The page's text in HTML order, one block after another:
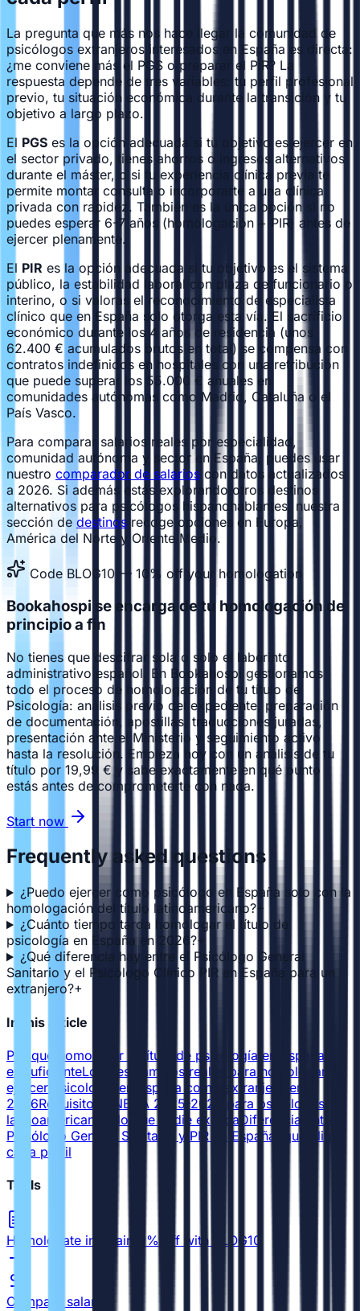
La pregunta que más nos hace llegar la comunidad de
psicólogos extranjeros interesados en España es directa:
¿me conviene más el PGS o preparar el PIR? La
respuesta depende de tres variables: tu perfil profesional
previo, tu situación económica durante la transición y tu
objetivo a largo plazo.
El PGS es la opción adecuada si tu objetivo es ejercer en
el sector privado, tienes ahorros o ingresos alternativos
durante el máster, o si tu experiencia clínica previa te
permite montar consulta o incorporarte a una clínica
privada con rapidez. También es la única opción si no
puedes esperar 6-7 años (homologación + PIR) antes de
ejercer plenamente.
El PIR es la opción adecuada si tu objetivo es el sistema
público, la estabilidad laboral con plaza de funcionario o
interino, o si valoras el reconocimiento de especialista
clínico que en España solo otorga esta vía. El sacrificio
económico durante los 4 años de residencia (unos
62.400 € acumulados brutos en total) se compensa con
contratos indefinidos en hospitales con una retribución
que puede superar los 55.000 € anuales en
comunidades autónomas como Madrid, Cataluña o el
País Vasco.
Para comparar salarios reales por especialidad,
comunidad autónoma y sector en España, puedes usar
nuestro comparador de salarios con datos actualizados
a 2026. Si además estás explorando otros destinos
alternativos para psicólogos hispanohablantes, nuestra
sección de destinos recoge opciones en Europa,
América del Norte y Oriente Medio.
Code BLOG10 — 10% off your homologation
Bookahospi se encarga de tu homologación de
principio a fin
No tienes que descifrar sola o solo el laberinto
administrativo español. En Bookahospi gestionamos
todo el proceso de homologación de tu título de
Psicología: análisis previo del expediente, preparación
de documentación, apostillas, traducciones juradas,
presentación ante el Ministerio y seguimiento activo
hasta la resolución. Empieza hoy con un análisis de tu
título por 19,99 € y sabe exactamente en qué punto
estás antes de comprometerte con nada.
Start now
Frequently asked questions
¿Puedo ejercer como psicólogo en España solo con la
homologación del título latinoamericano?+
¿Cuánto tiempo tarda homologar el título de
psicología en España en 2026?+
¿Qué diferencia hay entre el Psicólogo General
Sanitario y el Psicólogo Clínico PIR en España para un
extranjero?+
In this article
Por qué homologar el título de psicología en España no
es suficienteLos tres caminos reales para homologar y
ejercer psicología en España como extranjero en
2026Requisitos ANECA 2025-2026 para psicólogos
latinoamericanos: lo que nadie explica Diferencia entre
Psicólogo General Sanitario y PIR en España: qué elige
cada perfil
Tools
Homologate in Spain 10% off with BLOG10
Compare salaries